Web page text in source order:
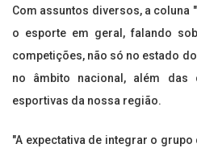
Com assuntos diversos, a coluna
o esporte em geral, falando
competições, não só no estado
no âmbito nacional, além das
esportivas da nossa região.
"A expectativa de integrar o